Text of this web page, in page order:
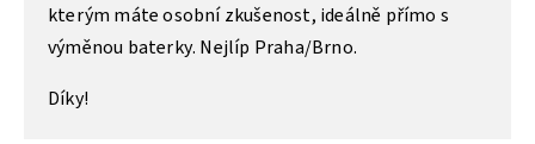
kterým máte osobní zkušenost, ideálně přímo s
výměnou baterky. Nejlíp Praha/Brno.
Díky!